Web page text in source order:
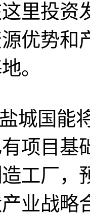
里投资
优势和
。
国能将
项目基
工厂，
业战略